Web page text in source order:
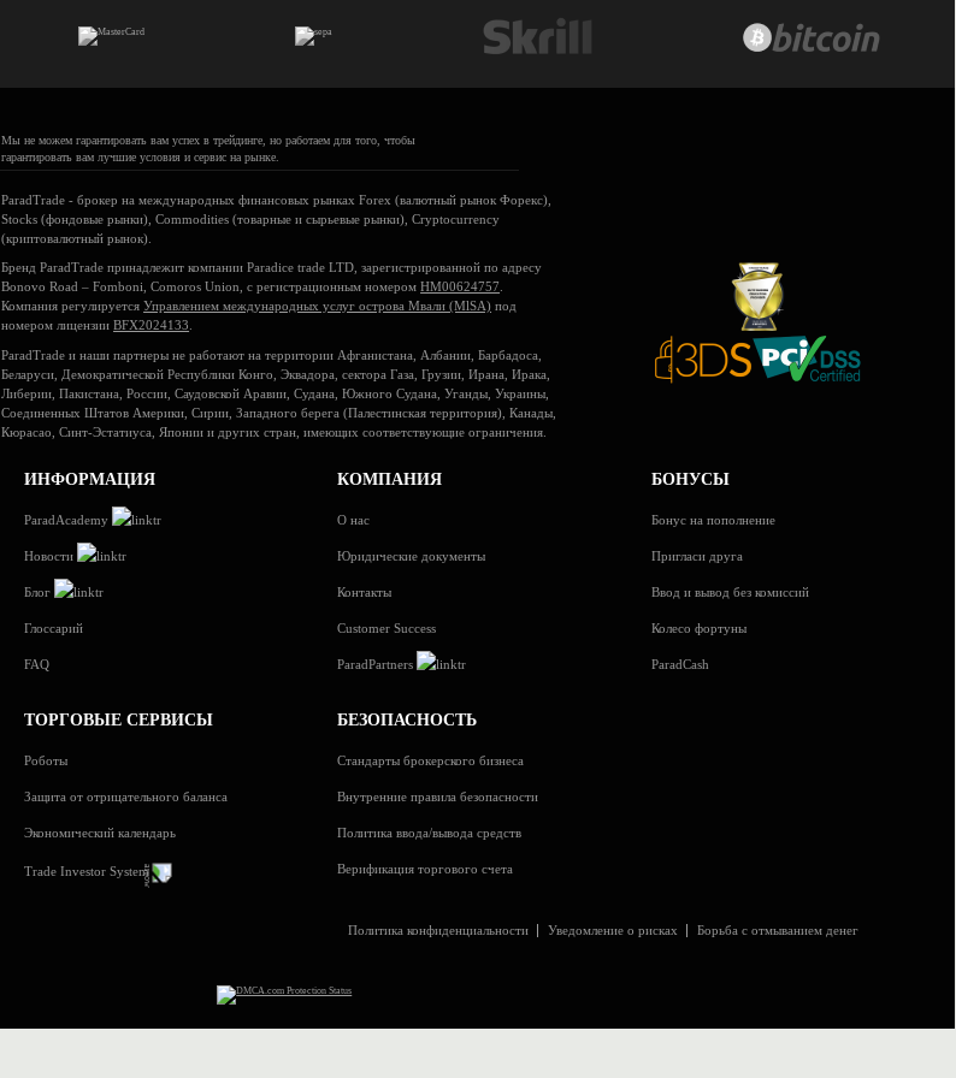
Мы не можем гарантировать вам успех в трейдинге, но работаем для того, чтобы
гарантировать вам лучшие условия и сервис на рынке.
ИНФОРМАЦИЯ
ParadAcademy
Новости
Блог
Глоссарий
FAQ
КОМПАНИЯ
О нас
Юридические документы
Контакты
Customer Success
ParadPartners
БОНУСЫ
Бонус на пополнение
Пригласи друга
Ввод и вывод без комиссий
Колесо фортуны
ParadCash
ТОРГОВЫЕ СЕРВИСЫ
Роботы
Защита от отрицательного баланса
Экономический календарь
Trade Investor System
БЕЗОПАСНОСТЬ
Стандарты брокерского бизнеса
Внутренние правила безопасности
Политика ввода/вывода средств
Верификация торгового счета
ParadTrade - брокер на международных финансовых рынках Forex (валютный рынок Форекс),
Stocks (фондовые рынки), Commodities (товарные и сырьевые рынки), Cryptocurrency
(криптовалютный рынок).
Бренд ParadTrade принадлежит компании Paradice trade LTD, зарегистрированной по адресу
Bonovo Road – Fomboni, Comoros Union, с регистрационным номеромHM00624757
Компания регулируетсяУправлением международных услуг острова Мвали (MlSA) под
номером лицензииBFX2024133
ParadTrade и наши партнеры не работают на территории Афганистана, Албании, Барбадоса,
Беларуси, Демократической Республики Конго, Эквадора, сектора Газа, Грузии, Ирана, Ирака,
Либерии, Пакистана, России, Саудовской Аравии, Судана, Южного Судана, Уганды, Украины,
Соединенных Штатов Америки, Сирии, Западного берега (Палестинская территория), Канады,
Кюрасао, Синт-Эстатиуса, Японии и других стран, имеющих соответствующие ограничения.
Политика конфиденциальности Уведомление о рисках Борьба с отмыванием денег